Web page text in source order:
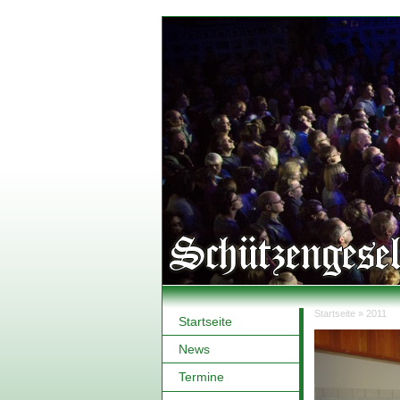
Startseite
News
Termine
Sie sind
Startseite » 2011